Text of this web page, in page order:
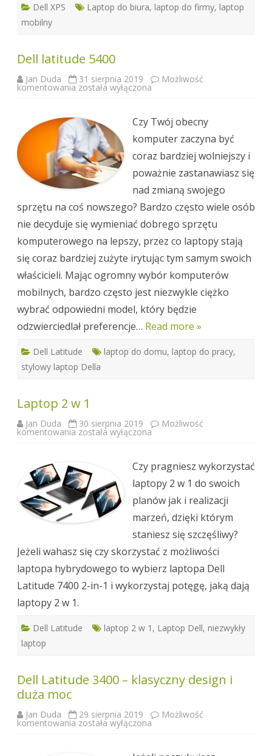
Dell XPS Laptop do biura, laptop do firmy, laptop
mobilny
Dell latitude 5400
Jan Duda 31 sierpnia 2019 Możliwość
komentowania Dell
została wyłączona
Czy Twój obecny
komputer zaczyna być
coraz bardziej wolniejszy i
poważnie zastanawiasz się
nad zmianą swojego
sprzętu na coś nowszego? Bardzo często wiele osób
nie decyduje się wymieniać dobrego sprzętu
komputerowego na lepszy, przez co laptopy stają
się coraz bardziej zużyte irytując tym samym swoich
właścicieli. Mając ogromny wybór komputerów
mobilnych, bardzo często jest niezwykle ciężko
wybrać odpowiedni model, który będzie
odzwierciedlał preferencje… Read more »
Dell Latitude laptop do domu, laptop do pracy,
stylowy laptop Della
Laptop 2 w 1
Jan Duda 30 sierpnia 2019 Możliwość
komentowania Laptop
została wyłączona
Czy pragniesz wykorzystać
laptopy 2 w 1 do swoich
planów jak i realizacji
marzeń, dzięki którym
staniesz się szczęśliwy?
Jeżeli wahasz się czy skorzystać z możliwości
laptopa hybrydowego to wybierz laptopa Dell
Latitude 7400 2-in-1 i wykorzystaj potęgę, jaką dają
laptopy 2 w 1.
Dell Latitude laptop 2 w 1 , Laptop Dell, niezwykły
laptop
Dell Latitude 3400 – klasyczny design i
duża moc
Jan Duda 29 sierpnia 2019 Możliwość
komentowania Dell
została wyłączona